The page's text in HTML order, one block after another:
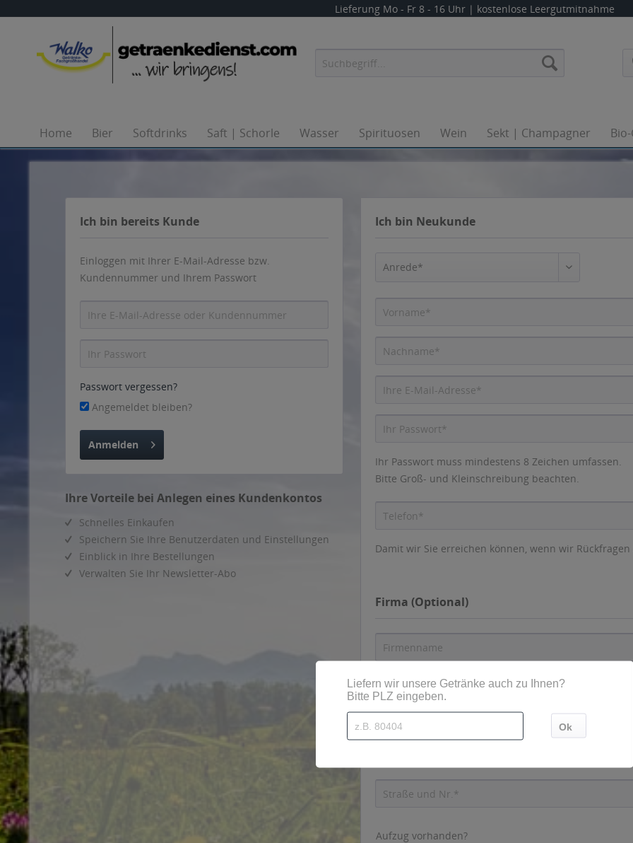
Lieferung Mo - Fr 8 - 16 Uhr | kostenlose Leergutmitnahme
Home Bier Softdrinks Saft | Schorle Wasser Spirituosen Wein Sekt | Champagner
Home Bier Softdrinks Saft | Schorle Wasser Spirituosen Wein Sekt | Champagner
Ich bin Neukunde
Ihr Passwort muss mindestens 8 Zeichen umfassen.
Bitte Groß- und Kleinschreibung beachten.
Damit wir Sie erreichen können, wenn wir
Firma (Optional)
Aufzug vorhanden?
Ich bin bereits Kunde
Einloggen mit Ihrer E-Mail-Adresse bzw.
Kundennummer und Ihrem Passwort
Passwort vergessen?
Angemeldet bleiben?
Anmelden
Ihre Vorteile bei Anlegen eines Kundenkontos
Schnelles Einkaufen
Speichern Sie Ihre Benutzerdaten und Einstellungen
Einblick in Ihre Bestellungen
Verwalten Sie Ihr Newsletter-Abo